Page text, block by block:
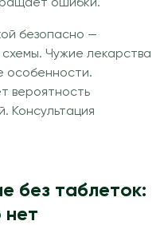
ошибки.
безопасно —
Чужие лекарства
особенности.
вероятность
Консультация
без таблеток:
нет